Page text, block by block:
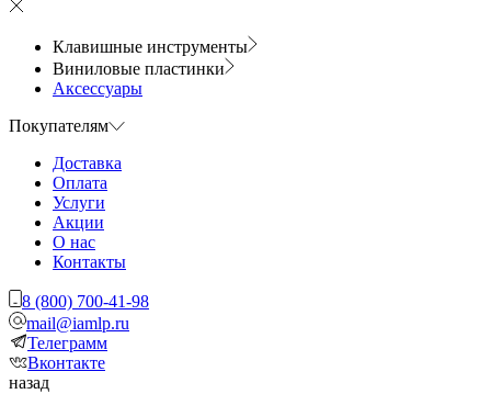
Клавишные инструменты
Виниловые пластинки
Аксессуары
Покупателям
Доставка
Оплата
Услуги
Акции
О нас
Контакты
8 (800) 700-41-98
mail@iamlp.ru
Телеграмм
Вконтакте
назад